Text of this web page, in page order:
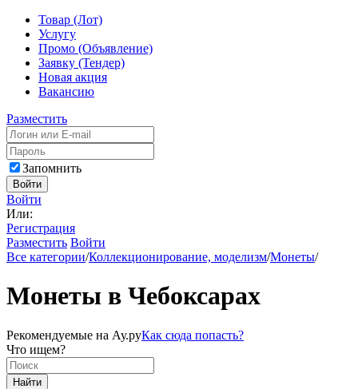
Товар (Лот)
Услугу
Промо (Объявление)
Заявку (Тендер)
Новая акция
Вакансию
Разместить
Запомнить
Войти
Войти
Или:
Регистрация
Разместить Войти
Все категории/Коллекционирование, моделизм/Монеты/
Монеты в Чебоксарах
Рекомендуемые на Ау.руКак сюда попасть?
Что ищем?
Найти